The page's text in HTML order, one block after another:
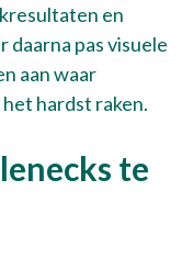
en
pas visuele
aan waar
hardst raken.
te